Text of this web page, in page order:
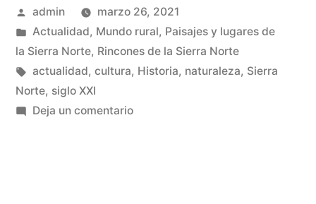
nieve»
Publicado
por
admin
marzo 26, 2021
Publicado
en
Actualidad, Mundo rural, Paisajes y lugares de
la Sierra Norte, Rincones de la Sierra Norte
Etiquetas:
actualidad, cultura, Historia, naturaleza, Sierra
Norte, siglo XXI
Deja un comentarioen